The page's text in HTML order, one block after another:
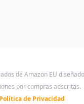
de Amazon EU
por compras adscritas.
Política de Privacidad